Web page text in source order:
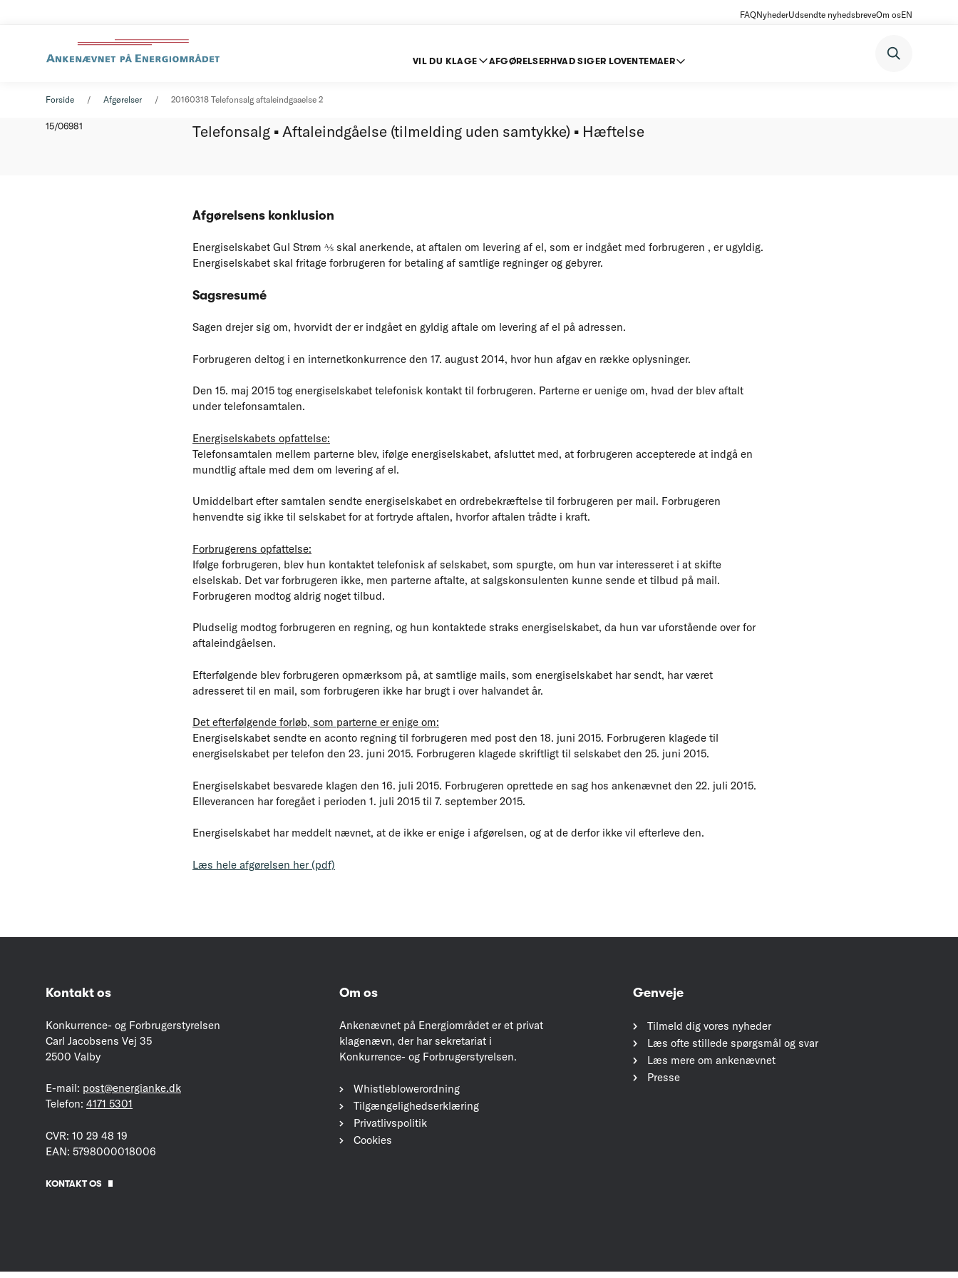
FAQNyhederUdsendte nyhedsbreveOm osEN
VIL DU KLAGE AFGØRELSERHVAD SIGER LOVENTEMAER
Forside Afgørelser 20160318 Telefonsalg aftaleindgaaelse 2
15/06981 Telefonsalg ▪ Aftaleindgåelse (tilmelding uden samtykke) ▪ Hæftelse
Afgørelsens konklusion
Energiselskabet Gul Strøm ⅍ skal anerkende, at aftalen om levering af el, som er indgået med forbrugeren , er ugyldig.
Energiselskabet skal fritage forbrugeren for betaling af samtlige regninger og gebyrer.
Sagsresumé
Sagen drejer sig om, hvorvidt der er indgået en gyldig aftale om levering af el på adressen.
Forbrugeren deltog i en internetkonkurrence den 17. august 2014, hvor hun afgav en række oplysninger.
Den 15. maj 2015 tog energiselskabet telefonisk kontakt til forbrugeren. Parterne er uenige om, hvad der blev aftalt
under telefonsamtalen.
Energiselskabets opfattelse:
Telefonsamtalen mellem parterne blev, ifølge energiselskabet, afsluttet med, at forbrugeren accepterede at indgå en
mundtlig aftale med dem om levering af el.
Umiddelbart efter samtalen sendte energiselskabet en ordrebekræftelse til forbrugeren per mail. Forbrugeren
henvendte sig ikke til selskabet for at fortryde aftalen, hvorfor aftalen trådte i kraft.
Forbrugerens opfattelse:
Ifølge forbrugeren, blev hun kontaktet telefonisk af selskabet, som spurgte, om hun var interesseret i at skifte
elselskab. Det var forbrugeren ikke, men parterne aftalte, at salgskonsulenten kunne sende et tilbud på mail.
Forbrugeren modtog aldrig noget tilbud.
Pludselig modtog forbrugeren en regning, og hun kontaktede straks energiselskabet, da hun var uforstående over for
aftaleindgåelsen.
Efterfølgende blev forbrugeren opmærksom på, at samtlige mails, som energiselskabet har sendt, har været
adresseret til en mail, som forbrugeren ikke har brugt i over halvandet år.
Det efterfølgende forløb, som parterne er enige om:
Energiselskabet sendte en aconto regning til forbrugeren med post den 18. juni 2015. Forbrugeren klagede til
energiselskabet per telefon den 23. juni 2015. Forbrugeren klagede skriftligt til selskabet den 25. juni 2015.
Energiselskabet besvarede klagen den 16. juli 2015. Forbrugeren oprettede en sag hos ankenævnet den 22. juli 2015.
Elleverancen har foregået i perioden 1. juli 2015 til 7. september 2015.
Energiselskabet har meddelt nævnet, at de ikke er enige i afgørelsen, og at de derfor ikke vil efterleve den.
Læs hele afgørelsen her (pdf)
Kontakt os
Konkurrence- og Forbrugerstyrelsen
Carl Jacobsens Vej 35
2500 Valby
E-mail: post@energianke.dk
Telefon: 4171 5301
CVR: 10 29 48 19
EAN: 5798000018006
KONTAKT OS
Om os
Ankenævnet på Energiområdet er et privat
klagenævn, der har sekretariat i
Konkurrence- og Forbrugerstyrelsen.
Whistleblowerordning
Tilgængelighedserklæring
Privatlivspolitik
Cookies
Genveje
Tilmeld dig vores nyheder
Læs ofte stillede spørgsmål og svar
Læs mere om ankenævnet
Presse